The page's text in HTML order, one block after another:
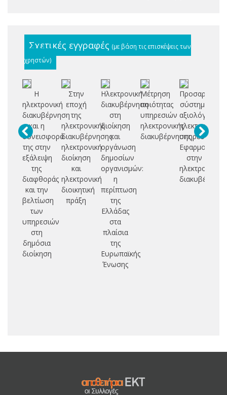
Σχετικές εγγραφές (με βάση τις επισκέψεις των
χρηστών)
Η
ηλεκτρονική
διακυβέρνηση
και η
συνεισφορά
της στην
εξάλειψη
της
διαφθοράς
και την
βελτίωση
των
υπηρεσιών
στη
δημόσια
διοίκηση
Στην
εποχή
της
ηλεκτρονικής
διακυβέρνησης:
ηλεκτρονική
διοίκηση
και
ηλεκτρονική
διοικητική
πράξη
Ηλεκτρονική
διακυβέρνηση
στη
διοίκηση
και
οργάνωση
δημοσίων
οργανισμών:
η
περίπτωση
της
Ελλάδας
στα
πλαίσια
της
Ευρωπαϊκής
Ένωσης
Μέτρηση
ποιότητας
υπηρεσιών
ηλεκτρονικής
διακυβέρνησης
σύστημα
αξιολόγησης
ηλεκτρονικών
υπηρεσιών:
Eφαρμογή
στην
ηλεκτρονική
διακυβέρνηση